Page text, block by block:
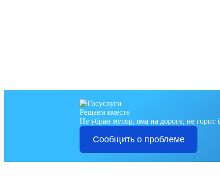
Решаем вместе
Не убран мусор, яма на дороге, не горит
Сообщить о проблеме